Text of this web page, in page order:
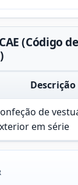
(Código
Descrição
de
em série